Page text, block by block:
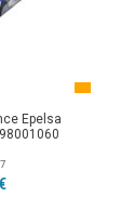
Epelsa